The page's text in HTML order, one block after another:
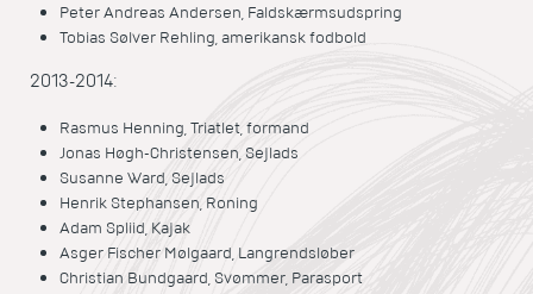
Peter Andreas Andersen, Faldskærmsudspring
Tobias Sølver Rehling, amerikansk fodbold
2013-2014:
Rasmus Henning, Triatlet, formand
Jonas Høgh-Christensen, Sejlads
Susanne Ward, Sejlads
Henrik Stephansen, Roning
Adam Spliid, Kajak
Asger Fischer Mølgaard, Langrendsløber
Christian Bundgaard, Svømmer, Parasport